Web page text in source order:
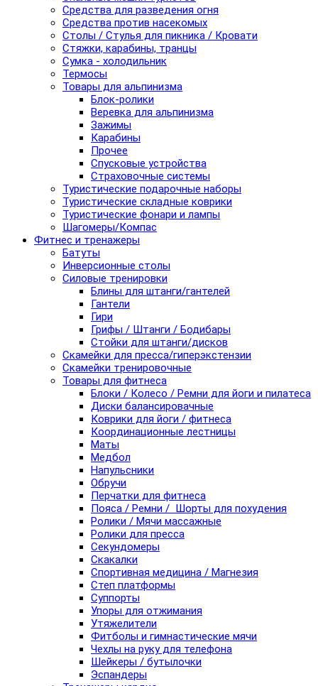
Средства для разведения огня
Средства против насекомых
Столы / Стулья для пикника / Кровати
Стяжки, карабины, транцы
Сумка - холодильник
Термосы
Товары для альпинизма
Блок-ролики
Веревка для альпинизма
Зажимы
Карабины
Прочее
Спусковые устройства
Страховочные системы
Туристические подарочные наборы
Туристические складные коврики
Туристические фонари и лампы
Шагомеры/Компас
Фитнес и тренажеры
Батуты
Инверсионные столы
Силовые тренировки
Блины для штанги/гантелей
Гантели
Гири
Грифы / Штанги / Бодибары
Стойки для штанги/дисков
Скамейки для пресса/гиперэкстензии
Скамейки тренировочные
Товары для фитнеса
Блоки / Колесо / Ремни для йоги и пилатеса
Диски балансировачные
Коврики для йоги / фитнеса
Координационные лестницы
Маты
Медбол
Напульсники
Обручи
Перчатки для фитнеса
Пояса / Ремни / Шорты для похудения
Ролики / Мячи массажные
Ролики для пресса
Секундомеры
Скакалки
Спортивная медицина / Магнезия
Степ платформы
Суппорты
Упоры для отжимания
Утяжелители
Фитболы и гимнастические мячи
Чехлы на руку для телефона
Шейкеры / бутылочки
Эспандеры